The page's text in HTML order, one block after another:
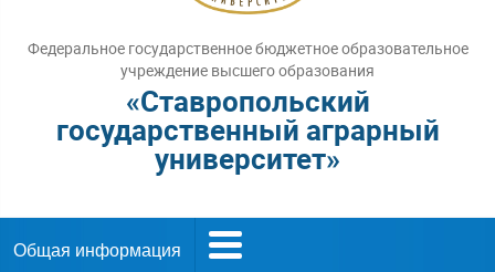
Федеральное государственное бюджетное образовательное
учреждение высшего образования
«Ставропольский
государственный аграрный
университет»
Общая информация